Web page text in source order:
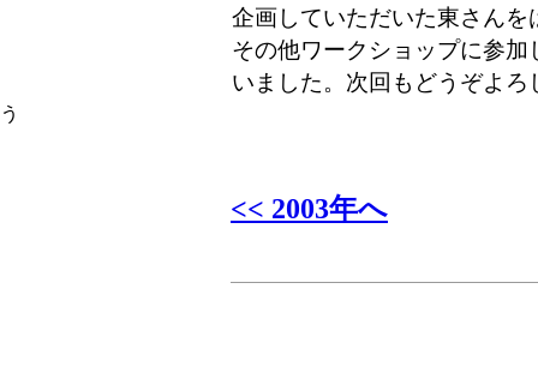
企画していただいた東さん
その他ワークショップに参
いました。次回もどうぞよ
う
<< 2003年へ